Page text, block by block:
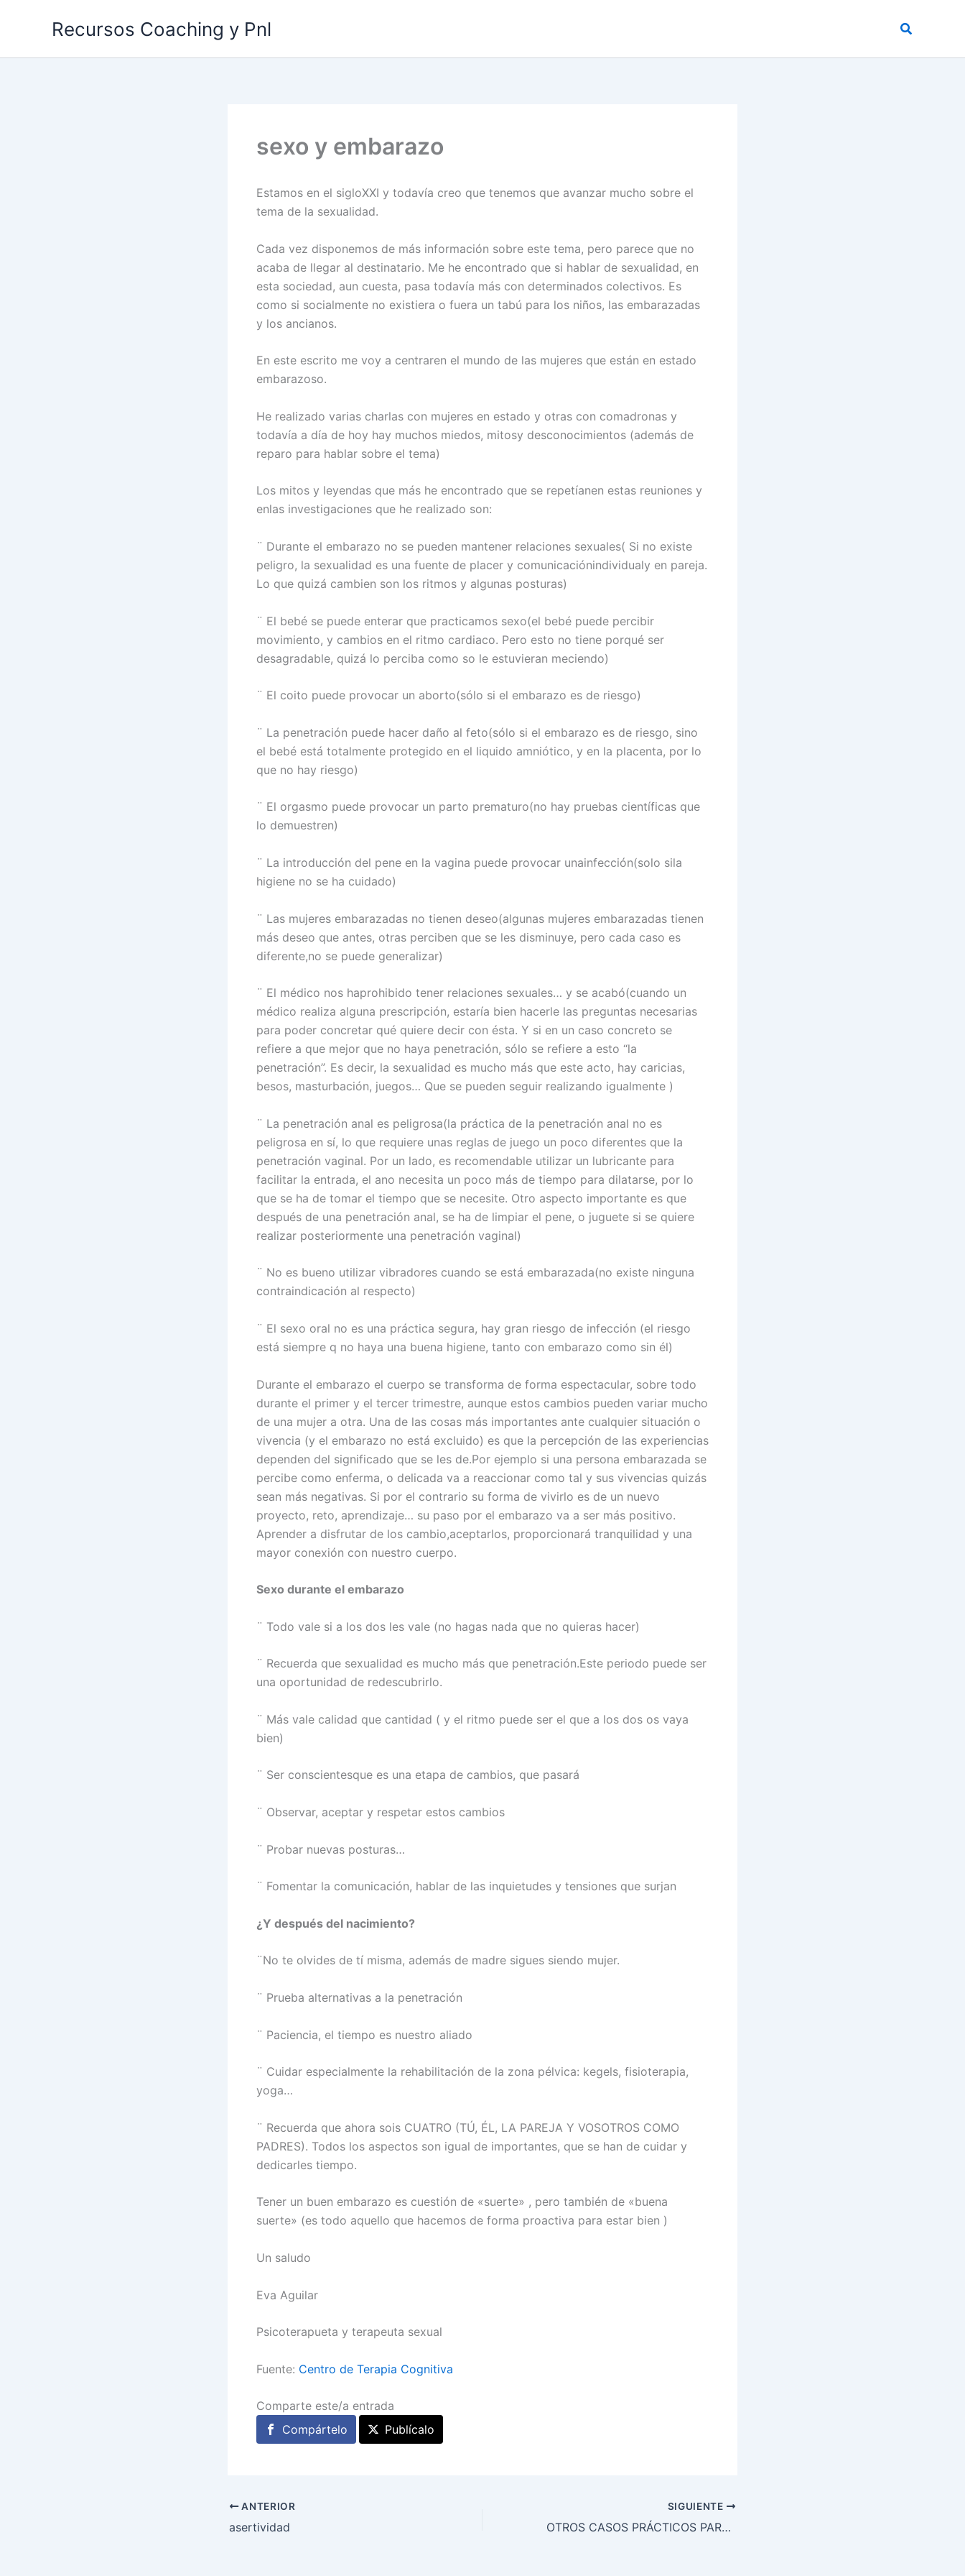
Recursos Coaching y Pnl Buscar
sexo y embarazo
Estamos en el sigloXXI y todavía creo que tenemos que avanzar mucho sobre el
tema de la sexualidad.
Cada vez disponemos de más información sobre este tema, pero parece que no
acaba de llegar al destinatario. Me he encontrado que si hablar de sexualidad, en
esta sociedad, aun cuesta, pasa todavía más con determinados colectivos. Es
como si socialmente no existiera o fuera un tabú para los niños, las embarazadas
y los ancianos.
En este escrito me voy a centraren el mundo de las mujeres que están en estado
embarazoso.
He realizado varias charlas con mujeres en estado y otras con comadronas y
todavía a día de hoy hay muchos miedos, mitosy desconocimientos (además de
reparo para hablar sobre el tema)
Los mitos y leyendas que más he encontrado que se repetíanen estas reuniones y
enlas investigaciones que he realizado son:
¨ Durante el embarazo no se pueden mantener relaciones sexuales( Si no existe
peligro, la sexualidad es una fuente de placer y comunicaciónindividualy en pareja.
Lo que quizá cambien son los ritmos y algunas posturas)
¨ El bebé se puede enterar que practicamos sexo(el bebé puede percibir
movimiento, y cambios en el ritmo cardiaco. Pero esto no tiene porqué ser
desagradable, quizá lo perciba como so le estuvieran meciendo)
¨ El coito puede provocar un aborto(sólo si el embarazo es de riesgo)
¨ La penetración puede hacer daño al feto(sólo si el embarazo es de riesgo, sino
el bebé está totalmente protegido en el liquido amniótico, y en la placenta, por lo
que no hay riesgo)
¨ El orgasmo puede provocar un parto prematuro(no hay pruebas científicas que
lo demuestren)
¨ La introducción del pene en la vagina puede provocar unainfección(solo sila
higiene no se ha cuidado)
¨ Las mujeres embarazadas no tienen deseo(algunas mujeres embarazadas tienen
más deseo que antes, otras perciben que se les disminuye, pero cada caso es
diferente,no se puede generalizar)
¨ El médico nos haprohibido tener relaciones sexuales… y se acabó(cuando un
médico realiza alguna prescripción, estaría bien hacerle las preguntas necesarias
para poder concretar qué quiere decir con ésta. Y si en un caso concreto se
refiere a que mejor que no haya penetración, sólo se refiere a esto “la
penetración”. Es decir, la sexualidad es mucho más que este acto, hay caricias,
besos, masturbación, juegos… Que se pueden seguir realizando igualmente )
¨ La penetración anal es peligrosa(la práctica de la penetración anal no es
peligrosa en sí, lo que requiere unas reglas de juego un poco diferentes que la
penetración vaginal. Por un lado, es recomendable utilizar un lubricante para
facilitar la entrada, el ano necesita un poco más de tiempo para dilatarse, por lo
que se ha de tomar el tiempo que se necesite. Otro aspecto importante es que
después de una penetración anal, se ha de limpiar el pene, o juguete si se quiere
realizar posteriormente una penetración vaginal)
¨ No es bueno utilizar vibradores cuando se está embarazada(no existe ninguna
contraindicación al respecto)
¨ El sexo oral no es una práctica segura, hay gran riesgo de infección (el riesgo
está siempre q no haya una buena higiene, tanto con embarazo como sin él)
Durante el embarazo el cuerpo se transforma de forma espectacular, sobre todo
durante el primer y el tercer trimestre, aunque estos cambios pueden variar mucho
de una mujer a otra. Una de las cosas más importantes ante cualquier situación o
vivencia (y el embarazo no está excluido) es que la percepción de las experiencias
dependen del significado que se les de.Por ejemplo si una persona embarazada se
percibe como enferma, o delicada va a reaccionar como tal y sus vivencias quizás
sean más negativas. Si por el contrario su forma de vivirlo es de un nuevo
proyecto, reto, aprendizaje… su paso por el embarazo va a ser más positivo.
Aprender a disfrutar de los cambio,aceptarlos, proporcionará tranquilidad y una
mayor conexión con nuestro cuerpo.
Sexo durante el embarazo
¨ Todo vale si a los dos les vale (no hagas nada que no quieras hacer)
¨ Recuerda que sexualidad es mucho más que penetración.Este periodo puede ser
una oportunidad de redescubrirlo.
¨ Más vale calidad que cantidad ( y el ritmo puede ser el que a los dos os vaya
bien)
¨ Ser conscientesque es una etapa de cambios, que pasará
¨ Observar, aceptar y respetar estos cambios
¨ Probar nuevas posturas…
¨ Fomentar la comunicación, hablar de las inquietudes y tensiones que surjan
¿Y después del nacimiento?
¨No te olvides de tí misma, además de madre sigues siendo mujer.
¨ Prueba alternativas a la penetración
¨ Paciencia, el tiempo es nuestro aliado
¨ Cuidar especialmente la rehabilitación de la zona pélvica: kegels, fisioterapia,
yoga…
¨ Recuerda que ahora sois CUATRO (TÚ, ÉL, LA PAREJA Y VOSOTROS COMO
PADRES). Todos los aspectos son igual de importantes, que se han de cuidar y
dedicarles tiempo.
Tener un buen embarazo es cuestión de «suerte» , pero también de «buena
suerte» (es todo aquello que hacemos de forma proactiva para estar bien )
Un saludo
Eva Aguilar
Psicoterapueta y terapeuta sexual
Fuente: Centro de Terapia Cognitiva
Comparte este/a entrada
Compártelo
Publícalo
ANTERIOR
asertividad
SIGUIENTE
OTROS CASOS PRÁCTICOS PARA DISCUTIR